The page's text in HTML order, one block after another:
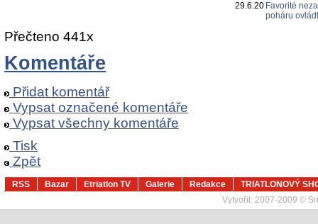
29.6.20 Favorité
poháru
Přečteno 441x
Komentáře
Přidat komentář
Vypsat označené komentáře
Vypsat všechny komentáře
Tisk
Zpět
RSS Bazar Etriatlon TV Galerie Redakce
TRIATLONOVÝ
Vytvořil: 2007-2009 ©